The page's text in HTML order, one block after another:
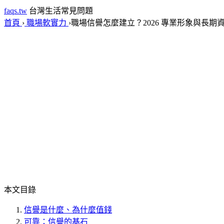
faqs.tw 台灣生活常見問題
首頁 › 職場軟實力 ›職場信譽怎麼建立？2026 專業形象與長期
本文目錄
信譽是什麼、為什麼值錢
可靠：信譽的基石